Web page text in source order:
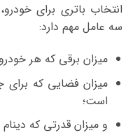
انتخاب باتری برای
سه عامل مهم دارد:
میزان برقی که هر
میزان فضایی که برای
است؛
و میزان قدرتی که دینام